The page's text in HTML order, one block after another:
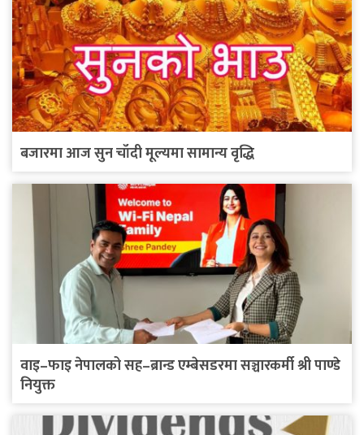
बजारमा आज सुन चाँदी मूल्यमा सामान्य वृद्धि
वाइ–फाइ नेपालको सह–ब्रान्ड एम्बेसडरमा सञ्चारकर्मी श्री पाण्डे
नियुक्त